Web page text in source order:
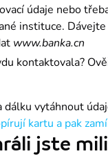
údaje nebo
instituce.
www.banka.cn
kontaktovala?
vytáhnout
kartu a pak
jste